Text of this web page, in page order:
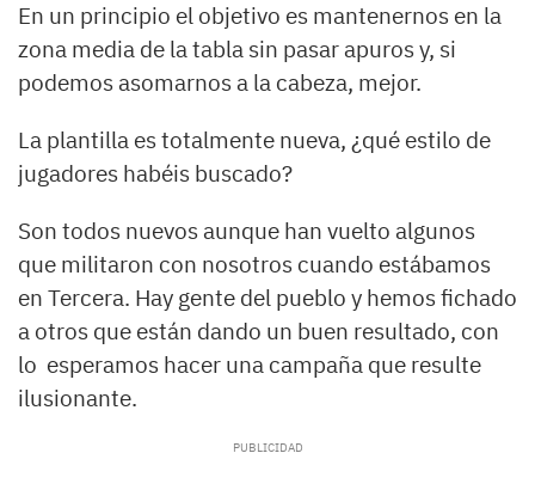
En un principio el objetivo es mantenernos en la
zona media de la tabla sin pasar apuros y, si
podemos asomarnos a la cabeza, mejor.
La plantilla es totalmente nueva, ¿qué estilo de
jugadores habéis buscado?
Son todos nuevos aunque han vuelto algunos
que militaron con nosotros cuando estábamos
en Tercera. Hay gente del pueblo y hemos fichado
a otros que están dando un buen resultado, con
lo esperamos hacer una campaña que resulte
ilusionante.